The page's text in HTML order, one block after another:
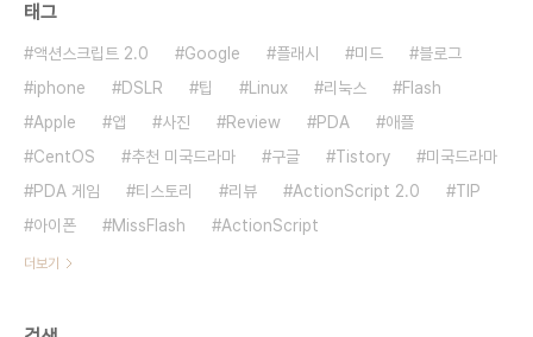
태그
액션스크립트 2.0 Google 플래시 미드
블로그
iphone
DSLR 팁 Linux 리눅스
Flash
Apple
앱 사진 Review PDA
애플
CentOS
추천 미국드라마 구글 Tistory
미국드라마
PDA 게임
티스토리 리뷰 ActionScript 2.0
TIP
아이폰
MissFlash ActionScript
더보기